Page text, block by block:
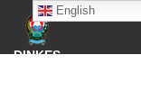
English
DINKES